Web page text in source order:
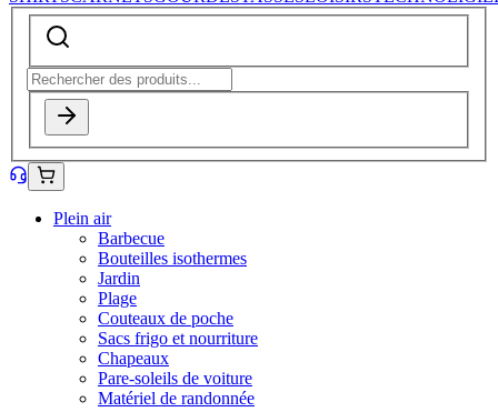
Plein air
Barbecue
Bouteilles isothermes
Jardin
Plage
Couteaux de poche
Sacs frigo et nourriture
Chapeaux
Pare-soleils de voiture
Matériel de randonnée